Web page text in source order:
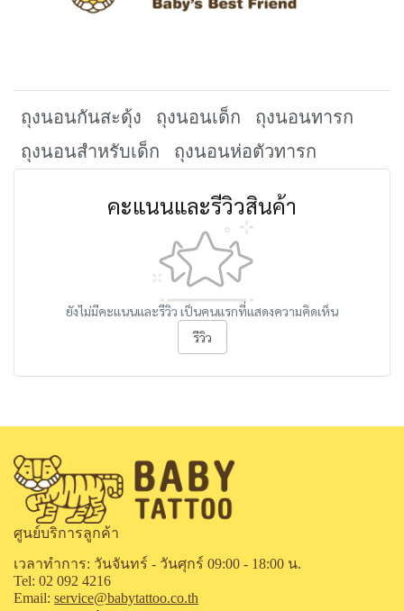
ถุงนอนกันสะดุ้ง ถุงนอนเด็ก
ถุงนอนทารก
ถุงนอนสำหรับเด็ก
ถุงนอนห่อตัวทารก
คะแนนและรีวิวสินค้า
ยังไม่มีคะแนนและรีวิว เป็นคนแรกที่แสดงความคิดเห็น
รีวิว
ศูนย์บริการลูกค้า
เวลาทำการ: วันจันทร์ - วันศุกร์ 09:00 - 18:00 น.
Tel: 02 092 4216
Email: service@babytattoo.co.th